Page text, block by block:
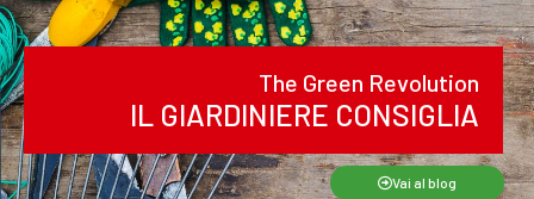
The Green Revolution
IL GIARDINIERE CONSIGLIA
Vai al blog